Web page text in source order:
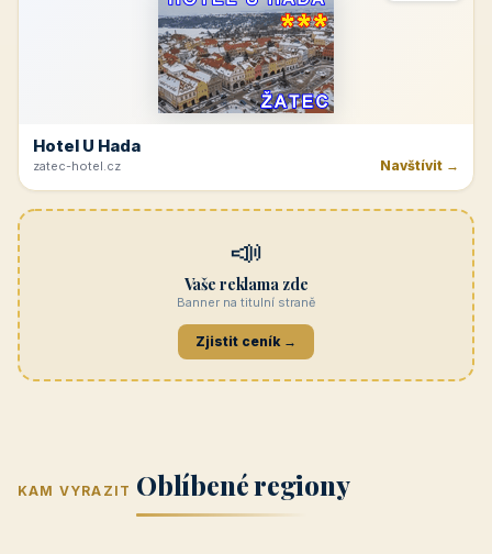
Hotel U Hada
zatec-hotel.cz Navštívit →
📣
Vaše reklama zde
Banner na titulní straně
Zjistit ceník →
KAM VYRAZIT Oblíbené regiony
(Jihomoravský
kraj)
kraj)
Zlínský kraj Žilinský
Karlovarský
Střední Čechy
(Středočeský